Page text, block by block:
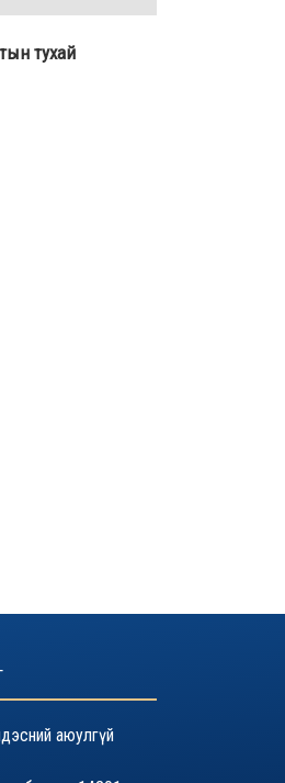
тухай
аюулгүй